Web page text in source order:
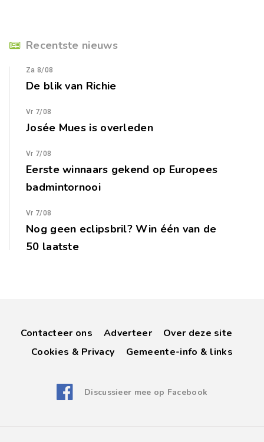
Recentste nieuws
Za 8/08
De blik van Richie
Vr 7/08
Josée Mues is overleden
Vr 7/08
Eerste winnaars gekend op Europees
badmintornooi
Vr 7/08
Nog geen eclipsbril? Win één van de
50 laatste
Contacteer ons Adverteer
Over deze site
Cookies & Privacy
Gemeente-info & links
Discussieer mee op Facebook